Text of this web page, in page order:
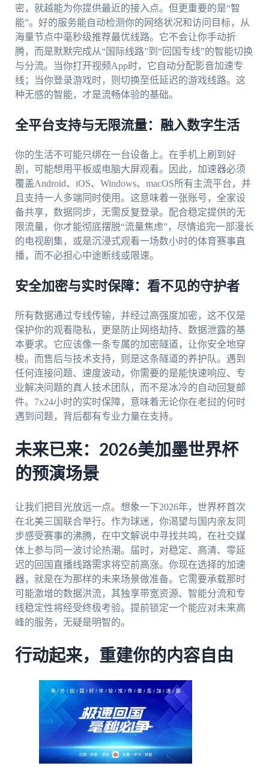
密，就越能为你提供最近的接入点。但更重要的是“智
能”。好的服务能自动检测你的网络状况和访问目标，从
海量节点中毫秒级推荐最优线路。它不会让你手动折
腾，而是默默完成从“国际线路”到“回国专线”的智能切换
与分流。当你打开视频App时，它自动分配影音加速专
线；当你登录游戏时，则切换至低延迟的游戏线路。这
种无感的智能，才是流畅体验的基础。
全平台支持与无限流量：融入数字生活
你的生活不可能只绑在一台设备上。在手机上刷到好
剧，可能想用平板或电脑大屏观看。因此，加速器必须
覆盖Android、iOS、Windows、macOS所有主流平台，并
且支持一人多端同时使用。这意味着一张账号，全家设
备共享，数据同步，无需反复登录。配合稳定提供的无
限流量，你才能彻底摆脱“流量焦虑”，尽情追完一部漫长
的电视剧集，或是沉浸式观看一场数小时的体育赛事直
播，而不必担心中途断线或限速。
安全加密与实时保障：看不见的守护者
所有数据通过专线传输，并经过高强度加密，这不仅是
保护你的观看隐私，更是防止网络劫持、数据泄露的基
本要求。它应该像一条专属的加密隧道，让你安全地穿
梭。而售后与技术支持，则是这条隧道的养护队。遇到
任何连接问题、速度波动，你需要的是能快速响应、专
业解决问题的真人技术团队，而不是冰冷的自动回复邮
件。7x24小时的实时保障，意味着无论你在老挝的何时
遇到问题，背后都有专业力量在支持。
未来已来：2026美加墨世界杯
的预演场景
让我们把目光放远一点。想象一下2026年，世界杯首次
在北美三国联合举行。作为球迷，你渴望与国内亲友同
步感受赛事的沸腾，在中文解说中寻找共鸣，在社交媒
体上参与同一波讨论热潮。届时，对稳定、高清、零延
迟的回国直播线路需求将空前高涨。你现在选择的加速
器，就是在为那样的未来场景做准备。它需要承载那时
可能激增的数据洪流，其独享带宽资源、智能分流和专
线稳定性将经受终极考验。提前锁定一个能应对未来高
峰的服务，无疑是明智的。
行动起来，重建你的内容自由